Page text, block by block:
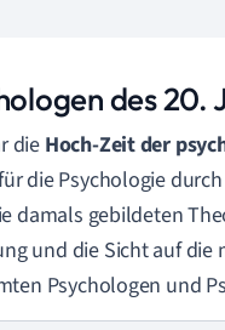
des 20.
die Hoch-Zeit der
die Psychologie
damals gebildeten
und die Sicht auf die
Psychologen und